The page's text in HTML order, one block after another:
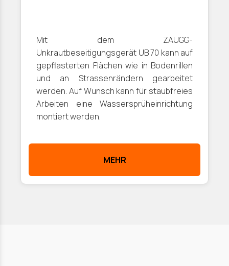
Mit dem ZAUGG-
Unkrautbeseitigungsgerät UB 70 kann auf
gepflasterten Flächen wie in Bodenrillen
und an Strassenrändern gearbeitet
werden. Auf Wunsch kann für staubfreies
Arbeiten eine Wassersprüheinrichtung
montiert werden.
MEHR